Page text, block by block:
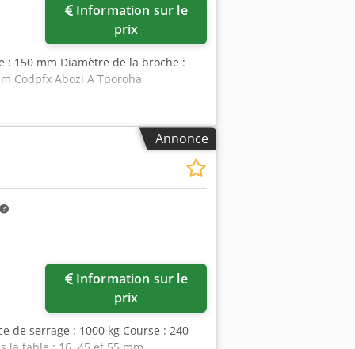
Information sur le
prix
: 150 mm Diamètre de la broche :
Codpfx Abozi A Tporoha
Annonce
Information sur le
prix
de serrage : 1000 kg Course : 240